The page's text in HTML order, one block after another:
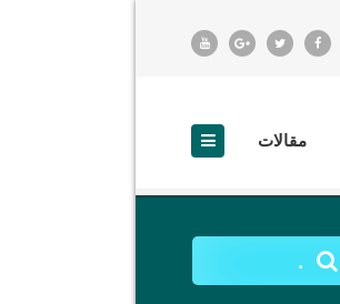
مقالات
.